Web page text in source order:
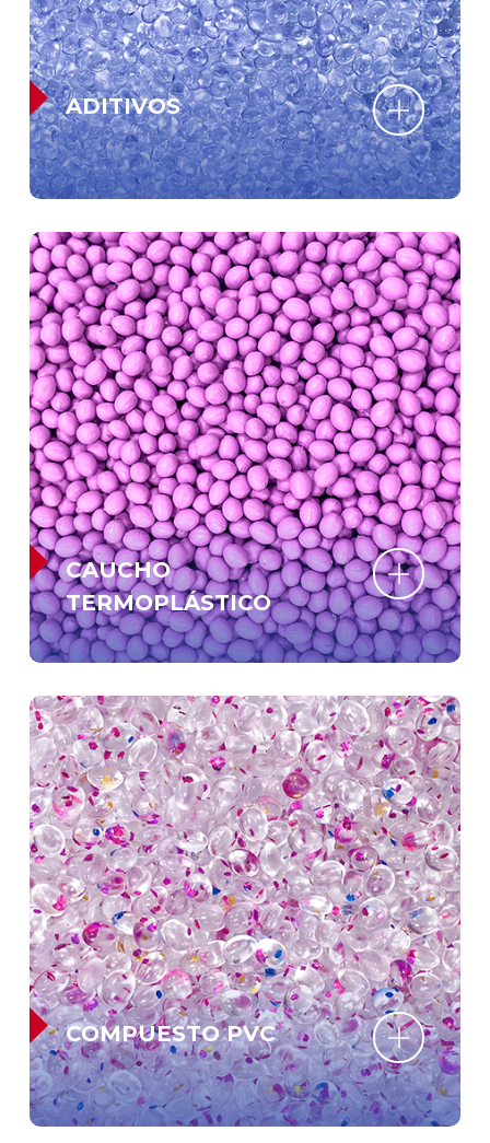
ADITIVOS
CAUCHO
TERMOPLÁSTICO
COMPUESTO PVC